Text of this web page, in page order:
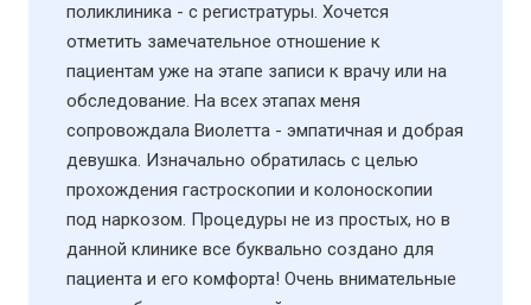
поликлиника - с регистратуры. Хочется
отметить замечательное отношение к
пациентам уже на этапе записи к врачу или на
обследование. На всех этапах меня
сопровождала Виолетта - эмпатичная и добрая
девушка. Изначально обратилась с целью
прохождения гастроскопии и колоноскопии
под наркозом. Процедуры не из простых, но в
данной клинике все буквально создано для
пациента и его комфорта! Очень внимательные